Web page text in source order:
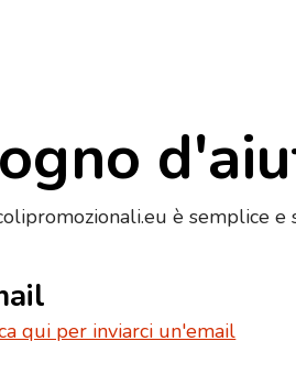
è semplice e
qui per inviarci un'email